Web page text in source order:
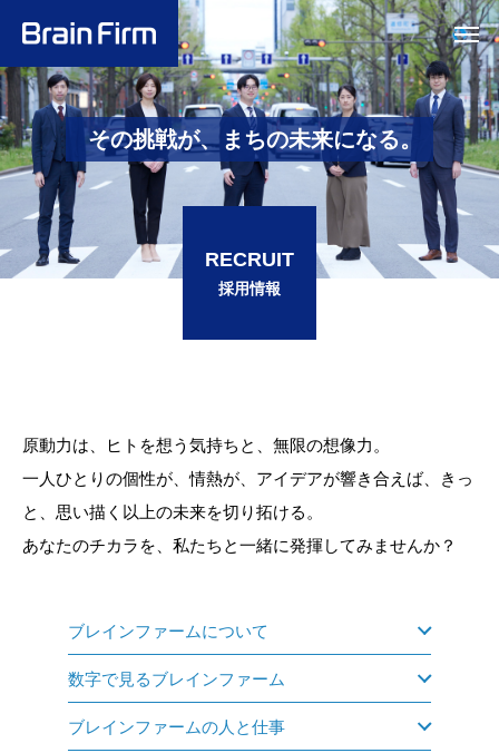
その挑戦が、まちの未来になる。
RECRUIT
採用情報
原動力は、ヒトを想う気持ちと、無限の想像力。
一人ひとりの個性が、情熱が、アイデアが響き合えば、
きっ
と、思い描く以上の未来を切り拓ける。
あなたのチカラを、私たちと一緒に発揮してみませんか？
ブレインファームについて
数字で見るブレインファーム
ブレインファームの人と仕事